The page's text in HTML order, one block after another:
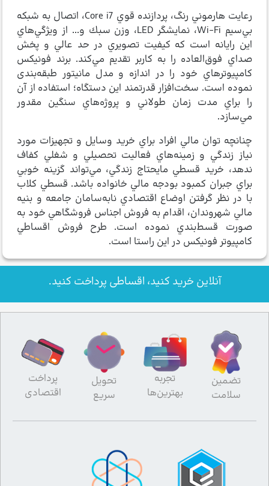
رعايت هارموني رنگ، پردازنده قوي Core i7، اتصال به شبكه
بي‌سيم Wi-Fi، نمايشگر LED، وزن سبك و... از ويژگي‌هاي
اين رايانه است كه كيفيت تصويري در حد عالي و پخش
صداي فوق‌العاده را به كاربر تقديم مي‌كند. برند فونيكس
كامپيوترهاي خود را در اندازه و مدل مانيتور طبقه‌بندی
نموده است. سخت‌افزار قدرتمند اين دستگاه؛ استفاده از آن
را براي مدت زمان طولاني و پروژه‌هاي سنگين مقدور
مي‌سازد.
چنانچه توان مالي افراد براي خريد وسايل و تجهيزات مورد
نياز زندگي و زمينه‌هاي فعاليت تحصيلي و شغلي كفاف
ندهد، خريد قسطي مايحتاج زندگي، مي‌تواند گزينه خوبي
براي جبران كمبود بودجه مالي خانواده باشد. قسطي كلاب
با در نظر گرفتن اوضاع اقتصادي نابه‌سامان جامعه و بنيه
مالي شهروندان، اقدام به فروش اجناس فروشگاهي خود به
صورت قسط‌بندي نموده است. طرح فروش اقساطي
كامپيوتر فونيكس در اين راستا است.
آنلاین خرید کنید، اقساطی پرداخت کنید.
تضمین
سلامت
تجربه
بهترین‌ها
تحویل
سریع
پرداخت
اقتصادی